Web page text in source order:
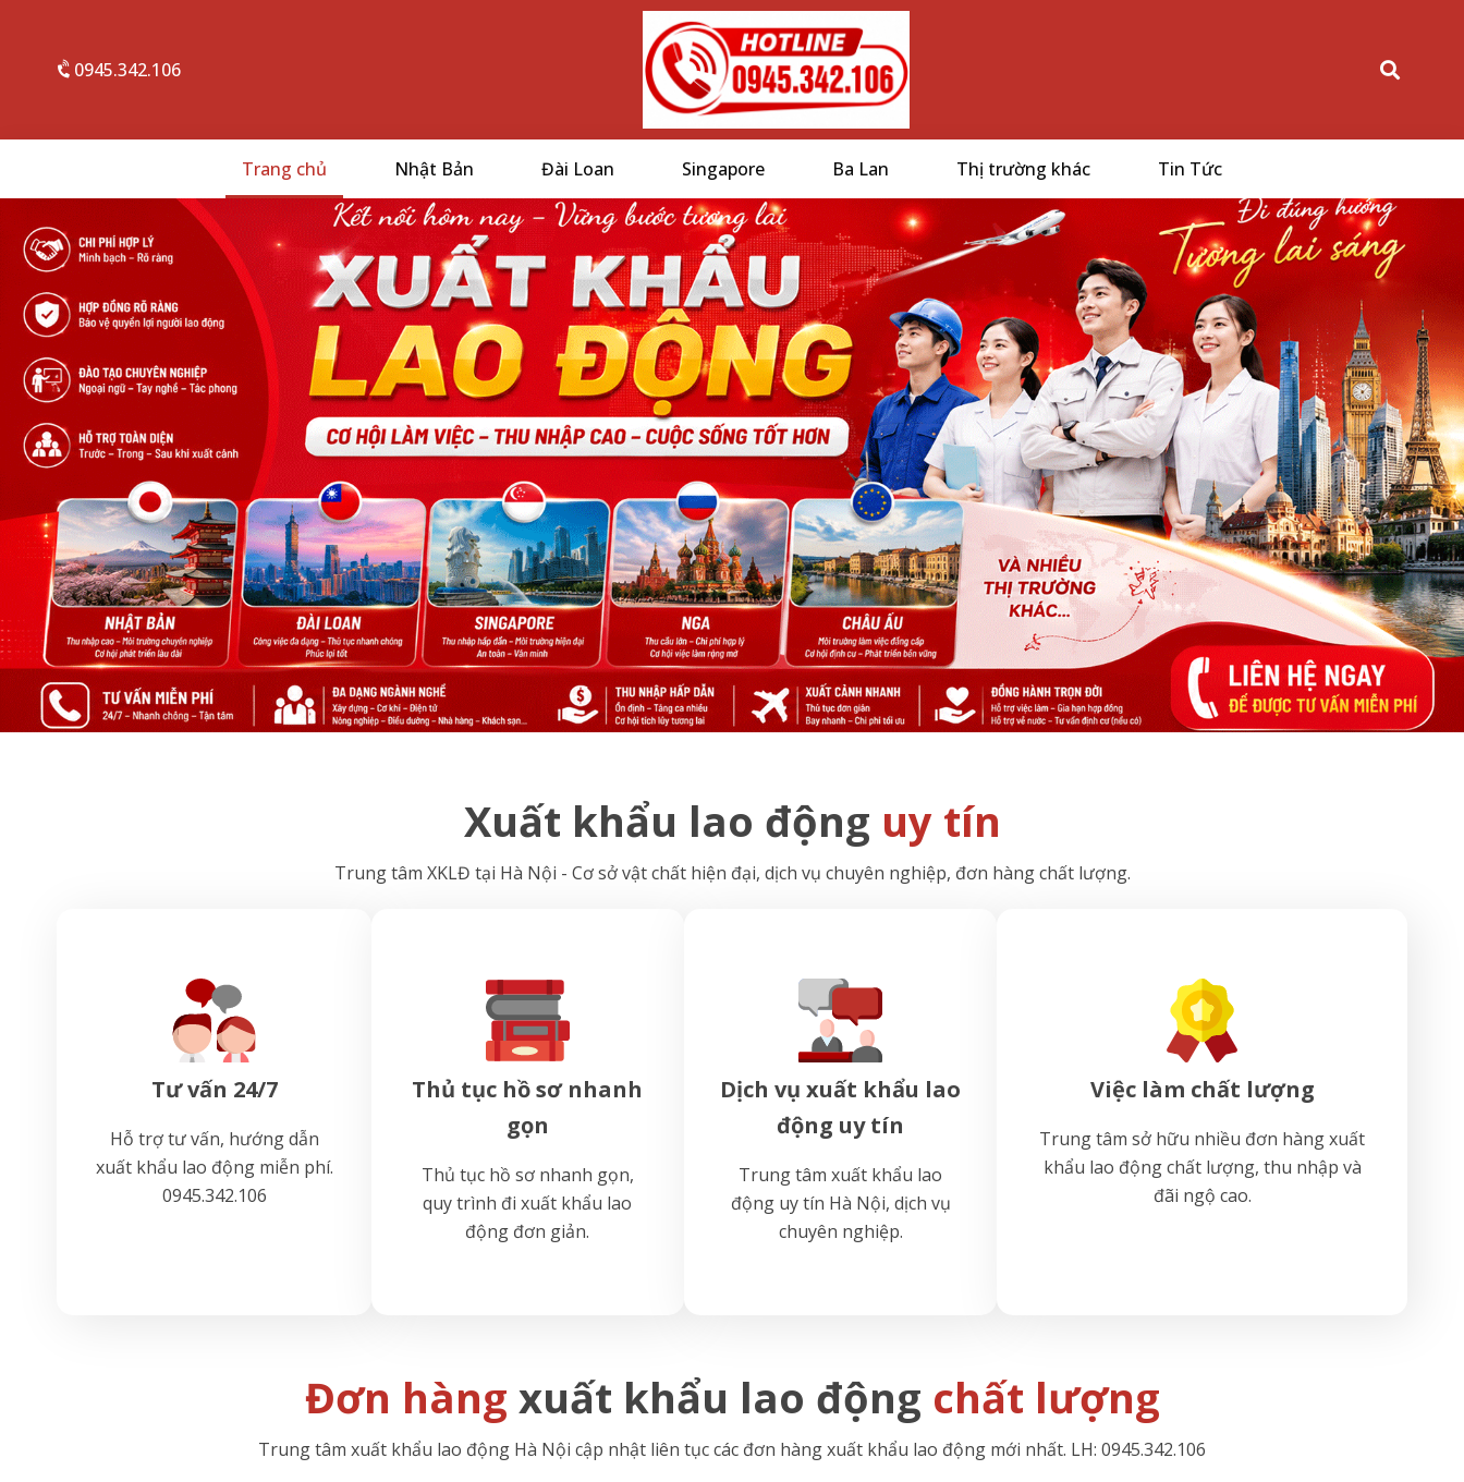
0945.342.106
Trang chủ Nhật Bản Đài Loan Singapore Ba Lan Thị trường khác Tin Tức
Xuất khẩu lao động uy tín
Trung tâm XKLĐ tại Hà Nội - Cơ sở vật chất hiện đại, dịch vụ chuyên nghiệp, đơn hàng chất lượng.
Tư vấn 24/7
Hỗ trợ tư vấn, hướng dẫn
xuất khẩu lao động miễn phí.
0945.342.106
Thủ tục hồ sơ nhanh
gọn
Thủ tục hồ sơ nhanh gọn,
quy trình đi xuất khẩu lao
động đơn giản.
Dịch vụ xuất khẩu lao
động uy tín
Trung tâm xuất khẩu lao
động uy tín Hà Nội, dịch vụ
chuyên nghiệp.
Việc làm chất lượng
Trung tâm sở hữu nhiều đơn hàng xuất
khẩu lao động chất lượng, thu nhập và
đãi ngộ cao.
Đơn hàng xuất khẩu lao động chất lượng
Trung tâm xuất khẩu lao động Hà Nội cập nhật liên tục các đơn hàng xuất khẩu lao động mới nhất. LH: 0945.342.106